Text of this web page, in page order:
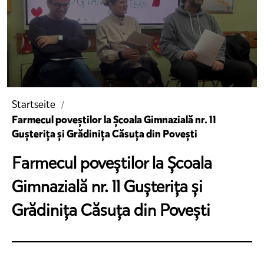
Startseite
Farmecul poveștilor la Școala Gimnazială nr. 11
Gușterița și Grădinița Căsuța din Povești
Farmecul poveștilor la Școala
Gimnazială nr. 11 Gușterița și
Grădinița Căsuța din Povești